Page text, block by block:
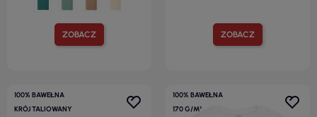
ZOBACZ ZOBACZ
100% BAWEŁNA
KRÓJ TALIOWANY
100% BAWEŁNA
170 G/M²